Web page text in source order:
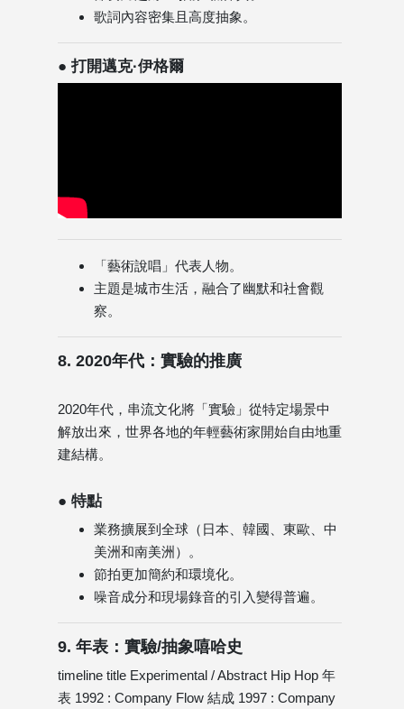
歌詞內容密集且高度抽象。
● 打開邁克·伊格爾
「藝術說唱」代表人物。
主題是城市生活，融合了幽默和社會觀
察。
8. 2020年代：實驗的推廣
2020年代，串流文化將「實驗」從特定場景中
解放出來，世界各地的年輕藝術家開始自由地重
建結構。
● 特點
業務擴展到全球（日本、韓國、東歐、中
美洲和南美洲）。
節拍更加簡約和環境化。
噪音成分和現場錄音的引入變得普遍。
9. 年表：實驗/抽象嘻哈史
timeline title Experimental / Abstract Hip Hop 年
表 1992 : Company Flow 結成 1997 : Company